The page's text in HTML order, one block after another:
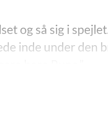
og så sig i
inde under den